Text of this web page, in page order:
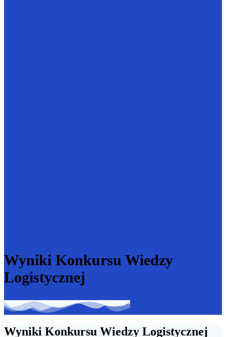
Wyniki Konkursu Wiedzy
Logistycznej
Wyniki Konkursu Wiedzy Logistycznej